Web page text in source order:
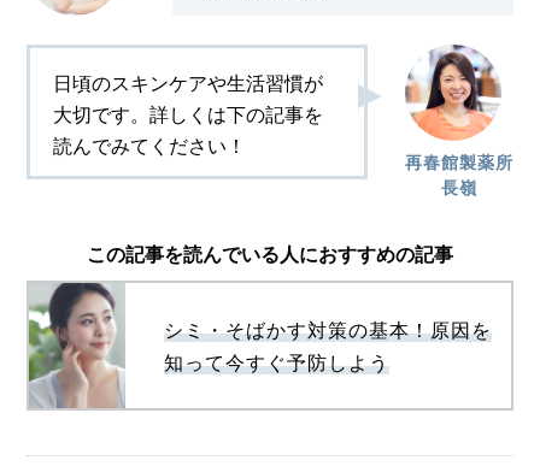
再春館製薬所
長嶺
日頃のスキンケアや生活習慣が
大切です。詳しくは下の記事を
読んでみてください！
この記事を読んでいる人におすすめの記事
シミ・そばかす対策の基本！原因を
知って今すぐ予防しよう